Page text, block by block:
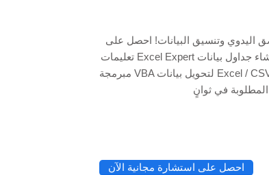
اليدوي وتنسيق البيانات! احصل على
تعليمات Excel Expert لإنشاء جداول بيانات Excel وأدوات أتمتة
مبرمجة VBA لتحويل بيانات Excel / CSV الأولية إلى التنسيقات
احصل على استشارة مجانية الآن